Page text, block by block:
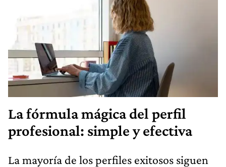
La fórmula mágica del perfil
profesional: simple y efectiva
La mayoría de los perfiles exitosos siguen